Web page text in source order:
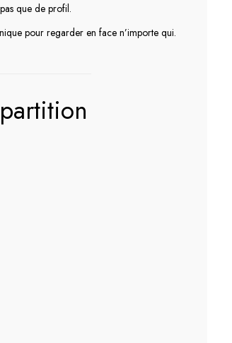
que de profil.
pour regarder en face n’importe qui.